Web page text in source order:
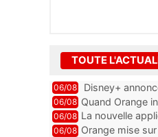
TOUTE
06/08 Disney+
06/08 Quand Orange
06/08 La nouvelle
abonnés
06/08 Orange mise